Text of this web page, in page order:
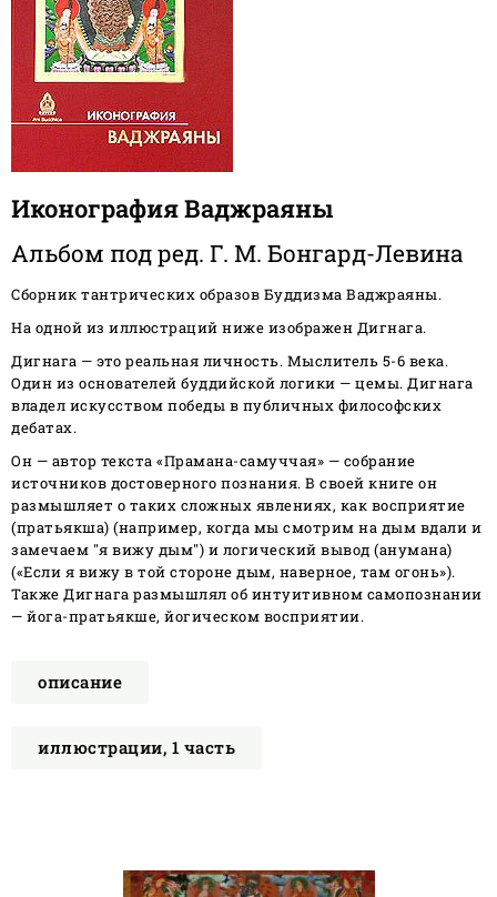
Иконография Ваджраяны
Альбом под ред. Г. М. Бонгард-Левина
Сборник тантрических образов Буддизма Ваджраяны.
На одной из иллюстраций ниже изображен Дигнага.
Дигнага — это реальная личность. Мыслитель 5-6 века.
Один из основателей буддийской логики — цемы. Дигнага
владел искусством победы в публичных философских
дебатах.
Он — автор текста «Прамана-самуччая» — собрание
источников достоверного познания. В своей книге он
размышляет о таких сложных явлениях, как восприятие
(пратьякша) (например, когда мы смотрим на дым вдали и
замечаем "я вижу дым") и логический вывод (анумана)
(«Если я вижу в той стороне дым, наверное, там огонь»).
Также Дигнага размышлял об интуитивном самопознании
— йога-пратьякше, йогическом восприятии.
описание
иллюстрации, 1 часть